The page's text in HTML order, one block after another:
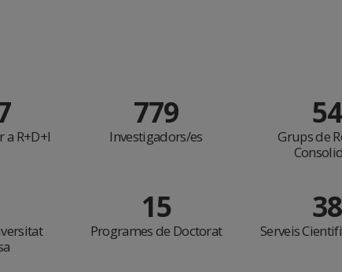
a R+D+I
779
Investigadors/es
54
Grups de
15
Programes de Doctorat
38
Serveis